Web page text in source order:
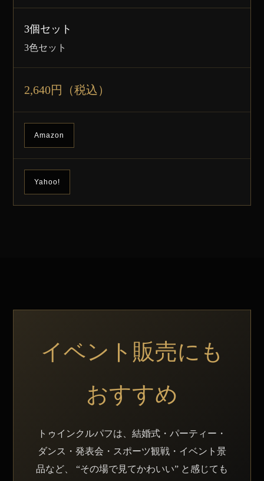
3個セット
3色セット
2,640円（税込）
Amazon
Yahoo!
イベント販売にも
おすすめ
トゥインクルパフは、結婚式・パーティー・
ダンス・発表会・スポーツ観戦・イベント景
品など、 “その場で見てかわいい” と感じても